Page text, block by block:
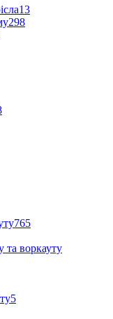
13
298
765
та воркауту
5